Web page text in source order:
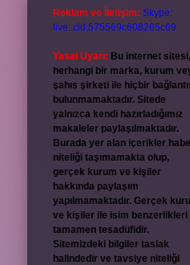
Reklam ve İletişim: Skype:
live:.cid.575569c608265c69
Yasal Uyarı: Bu internet sitesi,
herhangi bir marka, kurum
şahıs şirketi ile hiçbir
bulunmamaktadır. Sitede
yalnızca kendi hazırladığımız
makaleler paylaşılmaktadır.
Burada yer alan içerikler
niteliği taşımamakta olup,
gerçek kurum ve kişiler
hakkında paylaşım
yapılmamaktadır. Gerçek
ve kişiler ile isim benzerlikleri
tamamen tesadüfidir.
Sitemizdeki bilgiler taslak
halindedir ve tavsiye niteliği